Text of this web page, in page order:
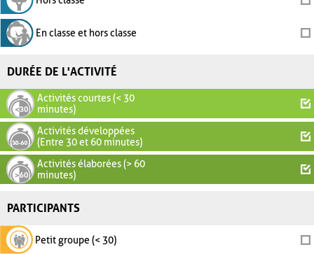
En classe et hors classe
DURÉE DE L'ACTIVITÉ
Activités courtes (< 30
minutes)
Activités développées
(Entre 30 et 60 minutes)
Activités élaborées (> 60
minutes)
PARTICIPANTS
Petit groupe (< 30)